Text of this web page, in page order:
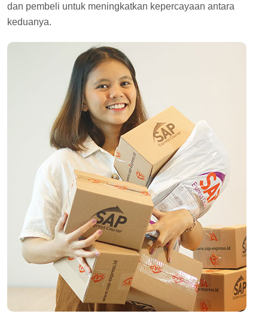
dan pembeli untuk meningkatkan kepercayaan antara
keduanya.